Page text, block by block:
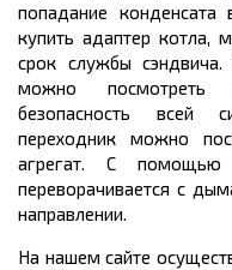
попадание конденсата
купить адаптер котла,
срок службы
можно посмотреть
безопасность всей
переходник можно
агрегат. С помощью
переворачивается с
направлении.
На нашем сайте